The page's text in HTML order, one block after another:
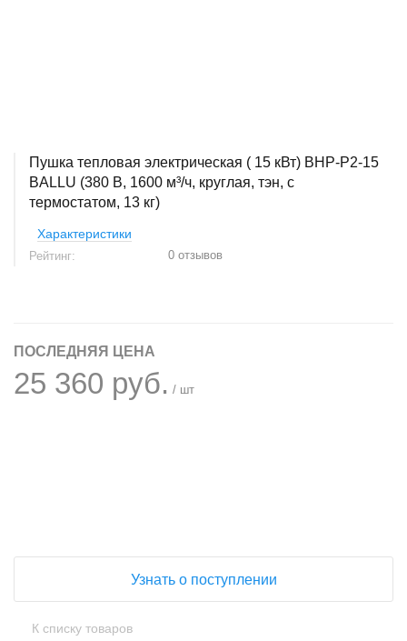
Пушка тепловая электрическая ( 15 кВт) BHP-P2-15
BALLU (380 В, 1600 м³/ч, круглая, тэн, с
термостатом, 13 кг)
Характеристики
Рейтинг: 0 отзывов
ПОСЛЕДНЯЯ ЦЕНА
25 360 руб. / шт
Узнать о поступлении
К списку товаров